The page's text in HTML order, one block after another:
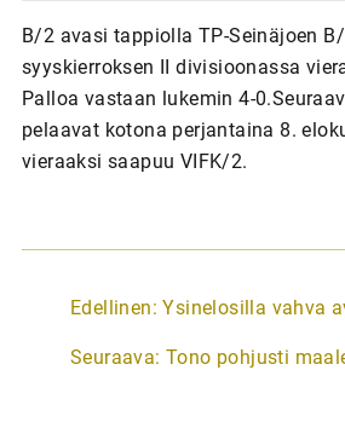
B/2 avasi tappiolla TP-Seinäjoen
syyskierroksen II divisioonassa
Palloa vastaan lukemin 4-
pelaavat kotona perjantaina 8.
vieraaksi saapuu VIFK/2.
A
t
Edellinen: Ysinelosilla vahva
Seuraava: Tono pohjusti